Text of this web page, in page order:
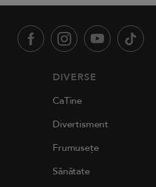
DIVERSE
CaTine
Divertisment
Frumusețe
Sănătate